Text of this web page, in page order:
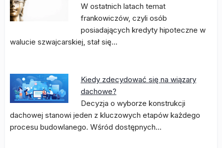
W ostatnich latach temat
frankowiczów, czyli osób
posiadających kredyty hipoteczne w
walucie szwajcarskiej, stał się…
Kiedy zdecydować się na wiązary
dachowe?
Decyzja o wyborze konstrukcji
dachowej stanowi jeden z kluczowych etapów każdego
procesu budowlanego. Wśród dostępnych…